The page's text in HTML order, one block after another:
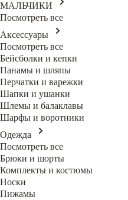
МАЛЬЧИКИ
Посмотреть все
Аксессуары
Посмотреть все
Бейсболки и кепки
Панамы и шляпы
Перчатки и варежки
Шапки и ушанки
Шлемы и балаклавы
Шарфы и воротники
Одежда
Посмотреть все
Брюки и шорты
Комплекты и костюмы
Носки
Пижамы